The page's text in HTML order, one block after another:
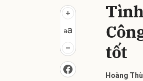
tốt
Hoàng